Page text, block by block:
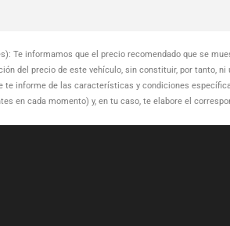
Te informamos que el precio recomendado que se
del precio de este vehículo, sin constituir, por tanto,
te informe de las características y condiciones
en cada momento) y, en tu caso, te elabore el